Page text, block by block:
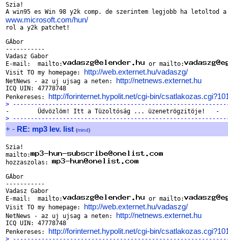
Szia!
www.microsoft.com/hun/
rol a y2k patchet!
GÁbor
-----------
Vadasz Gabor
E-mail:  mailto:
or mailto:
Visit TO my homepage: http://web.externet.hu/vadaszg/
NetNews - az uj ujsag a neten: http://netnews.externet.hu
ICQ UIN: 47778748
Penkereses: http://forinternet.hypolit.net/cgi-bin/
>
>
+ - RE: mp3 lev. list (mind)
Szia!
mailto:
hozzaszolas:
GÁbor
-----------
Vadasz Gabor
E-mail:  mailto:
or mailto:
Visit TO my homepage: http://web.externet.hu/vadaszg/
NetNews - az uj ujsag a neten: http://netnews.externet.hu
ICQ UIN: 47778748
Penkereses: http://forinternet.hypolit.net/cgi-bin/
>